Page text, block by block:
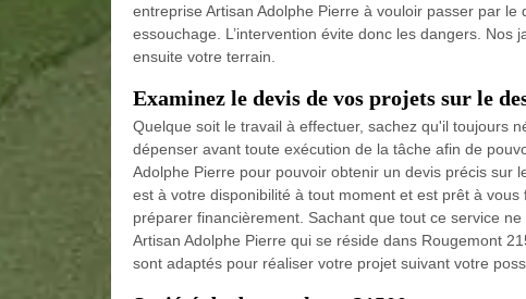
entreprise Artisan Adolphe Pierre à vouloir passer par
essouchage. L’intervention évite donc les dangers.
ensuite votre terrain.
Examinez le devis de vos projets sur le
Quelque soit le travail à effectuer, sachez qu'il toujours
dépenser avant toute exécution de la tâche afin de
Adolphe Pierre pour pouvoir obtenir un devis précis sur
est à votre disponibilité à tout moment et est prêt à
préparer financièrement. Sachant que tout ce service
Artisan Adolphe Pierre qui se réside dans Rougemont
sont adaptés pour réaliser votre projet suivant votre